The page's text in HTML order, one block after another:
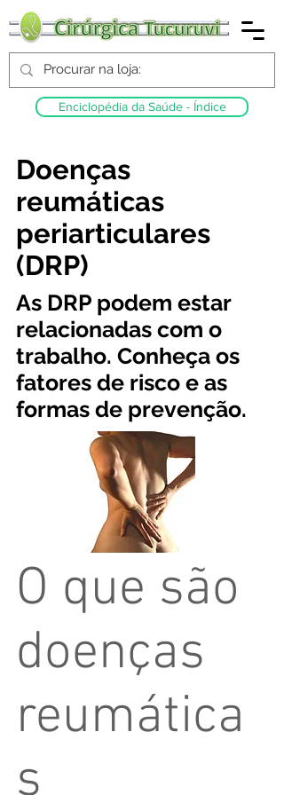
Enciclopédia da Saúde - Índice
Doenças
reumáticas
periarticulares
(DRP)
As DRP podem estar
relacionadas com o
trabalho. Conheça os
fatores de risco e as
formas de prevenção.
O que são
doenças
reumática
s